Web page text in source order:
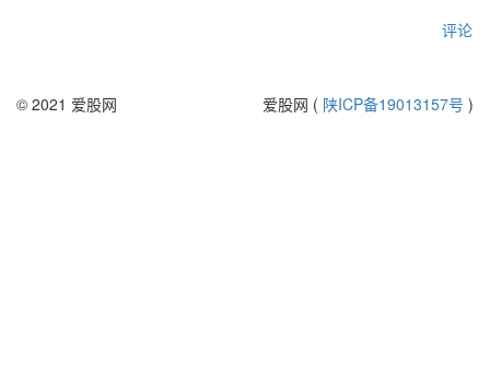
评论
© 2021 爱股网 爱股网 ( 陕ICP备19013157号 )